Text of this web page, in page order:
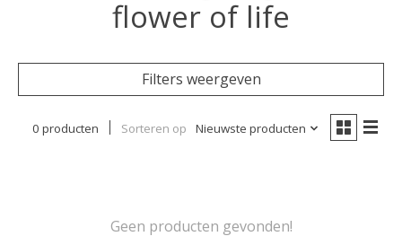
flower of life
Filters weergeven
0 producten Sorteren op Nieuwste producten
Geen producten gevonden!